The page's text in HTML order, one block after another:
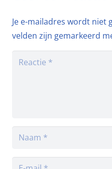
Je e-mailadres wordt niet
velden zijn gemarkeerd